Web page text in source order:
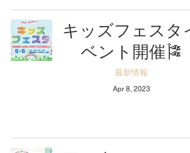
キッズフェスタイ
ベント開催🎏
最新情報
Apr 8, 2023